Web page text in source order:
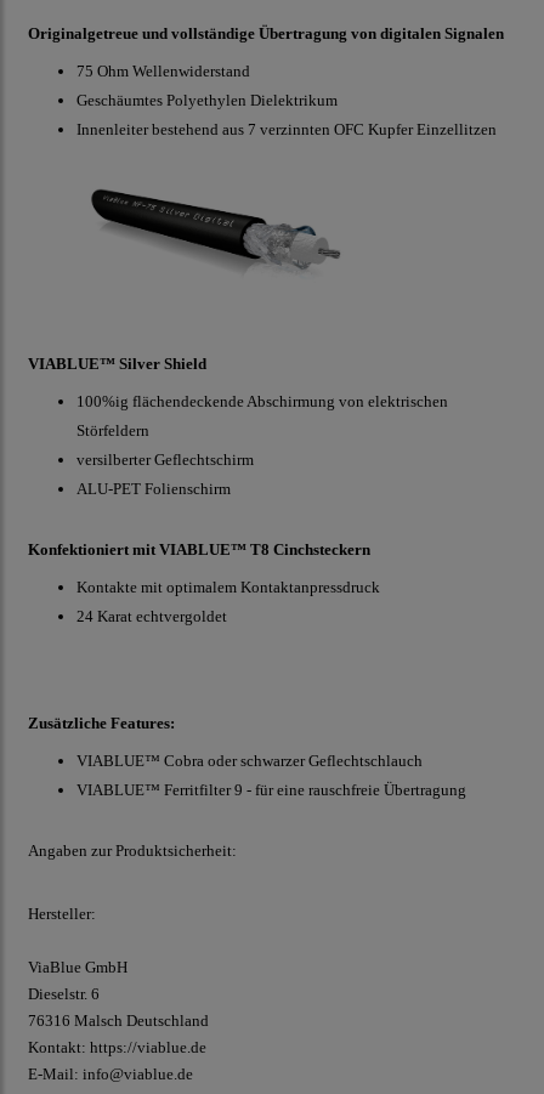
Originalgetreue und vollständige Übertragung von digitalen Signalen
75 Ohm Wellenwiderstand
Geschäumtes Polyethylen Dielektrikum
Innenleiter bestehend aus 7 verzinnten OFC Kupfer Einzellitzen
VIABLUE™ Silver Shield
100%ig flächendeckende Abschirmung von elektrischen
Störfeldern
versilberter Geflechtschirm
ALU-PET Folienschirm
Konfektioniert mit VIABLUE™ T8 Cinchsteckern
Kontakte mit optimalem Kontaktanpressdruck
24 Karat echtvergoldet
Zusätzliche Features:
VIABLUE™ Cobra oder schwarzer Geflechtschlauch
VIABLUE™ Ferritfilter 9 - für eine rauschfreie Übertragung
Angaben zur Produktsicherheit:
Hersteller:
ViaBlue GmbH
Dieselstr. 6
76316 Malsch Deutschland
Kontakt: https://viablue.de
E-Mail: info@viablue.de